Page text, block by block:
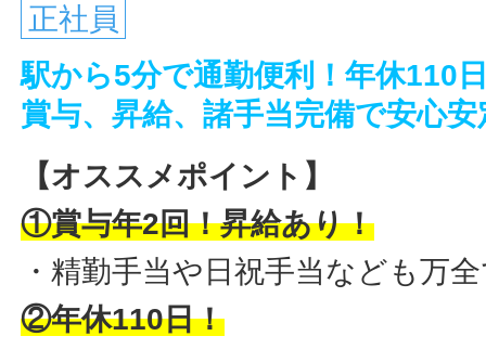
正社員
駅から5分で通勤便利！年休110
賞与、昇給、諸手当完備で安心
【オススメポイント】
①賞与年2回！昇給あり！
・精勤手当や日祝手当なども万
②年休110日！